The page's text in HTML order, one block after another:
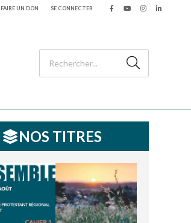
FAIRE UN DON SE CONNECTER
NOS TITRES